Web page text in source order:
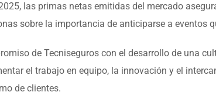
las primas netas emitidas del mercado
sobre la importancia de anticiparse a
de Tecniseguros con el desarrollo de una
el trabajo en equipo, la innovación y el
de clientes.